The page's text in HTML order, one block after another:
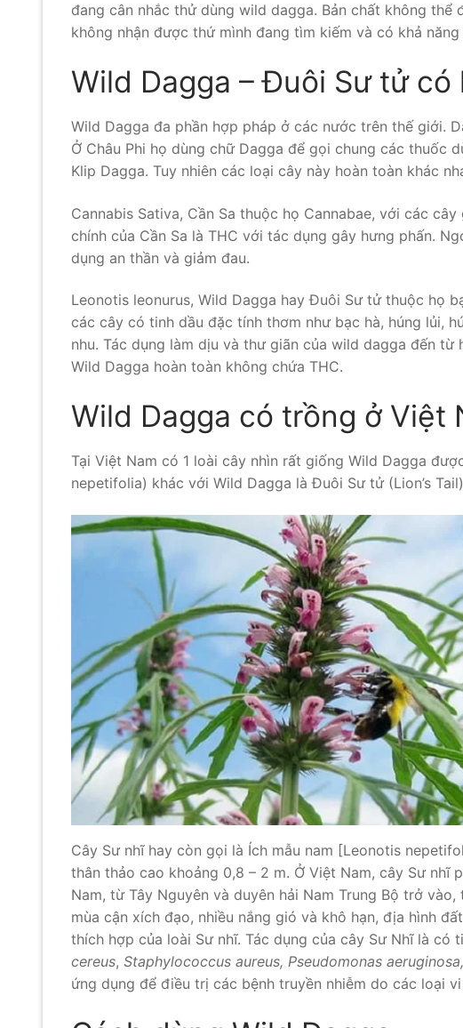
đang cân nhắc thử dùng wild dagga. Bản chất không
không nhận được thứ mình đang tìm kiếm và có khả
Wild Dagga – Đuôi Sư tử có
Wild Dagga đa phần hợp pháp ở các nước trên thế giới.
Ở Châu Phi họ dùng chữ Dagga để gọi chung các thuốc
Klip Dagga. Tuy nhiên các loại cây này hoàn toàn khác
Cannabis Sativa, Cần Sa thuộc họ Cannabae, với các
chính của Cần Sa là THC với tác dụng gây hưng phấn.
dụng an thần và giảm đau.
Leonotis leonurus, Wild Dagga hay Đuôi Sư tử thuộc họ
các cây có tinh dầu đặc tính thơm như bạc hà, húng lủi,
nhu. Tác dụng làm dịu và thư giãn của wild dagga đến
Wild Dagga hoàn toàn không chứa THC.
Wild Dagga có trồng ở Việt
Tại Việt Nam có 1 loài cây nhìn rất giống Wild Dagga
nepetifolia) khác với Wild Dagga là Đuôi Sư tử (Lion’s
Cây Sư nhĩ hay còn gọi là Ích mẫu nam [Leonotis
thân thảo cao khoảng 0,8 – 2 m. Ở Việt Nam, cây Sư nhĩ
Nam, từ Tây Nguyên và duyên hải Nam Trung Bộ trở
mùa cận xích đạo, nhiều nắng gió và khô hạn, địa hình
thích hợp của loài Sư nhĩ. Tác dụng của cây Sư Nhĩ là có
cereus, Staphylococcus aureus, Pseudomonas
ứng dụng để điều trị các bệnh truyền nhiễm do các loại